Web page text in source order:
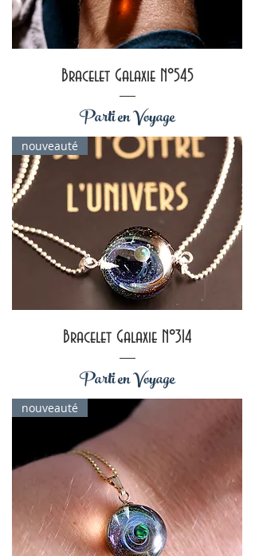
Bracelet Galaxie N°545
Parti en Voyage
nouveauté
Bracelet Galaxie N°314
Parti en Voyage
nouveauté